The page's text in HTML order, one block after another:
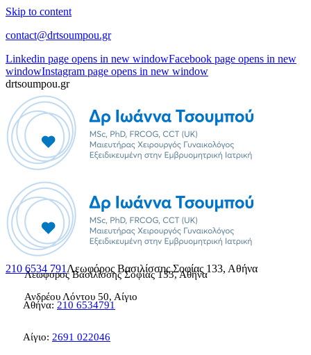
Skip to content
contact@drtsoumpou.gr
Linkedin page opens in new windowFacebook page opens in new
windowInstagram page opens in new window
drtsoumpou.gr
210 6534 791 Λεωφόρος Βασιλίσσης Σοφίας 133, Αθήνα
Λεωφόρος Βασιλίσσης Σοφίας 133, Αθήνα
Ανδρέου Λόντου 50, Αίγιο
Αθήνα: 210 6534791
Αίγιο: 2691 022046